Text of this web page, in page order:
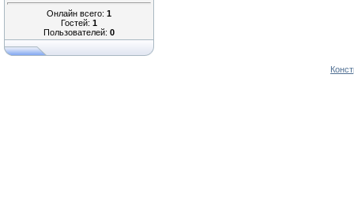
Онлайн всего: 1
Гостей: 1
Пользователей: 0